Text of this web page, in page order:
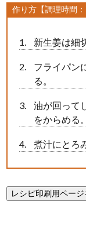
作り方【調理時間：
新生姜は細
フライパン
る。
油が回って
をからめる。
煮汁にとろ